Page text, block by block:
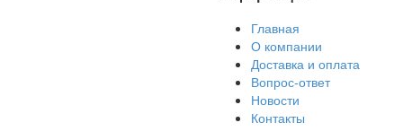
Главная
О компании
Доставка и оплата
Вопрос-ответ
Новости
Контакты